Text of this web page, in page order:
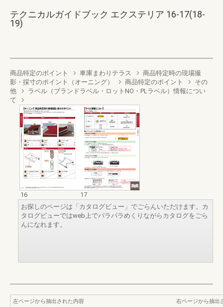
テクニカルガイドブック エクステリア 16-17(18-
19)
商品特定のポイント 車庫まわりテラス
商品特定時の現場撮
影・採寸のポイント（オーニング）
商品特定のポイント
その
他
ラベル（ブランドラベル・ロットNO・PLラベル）情報につい
て
16
17
お探しのページは「カタログビュー」でごらんいただけます。カ
タログビューではweb上でパラパラめくりながらカタログをごら
んになれます。
左ページから抽出された内容
右ページから抽出